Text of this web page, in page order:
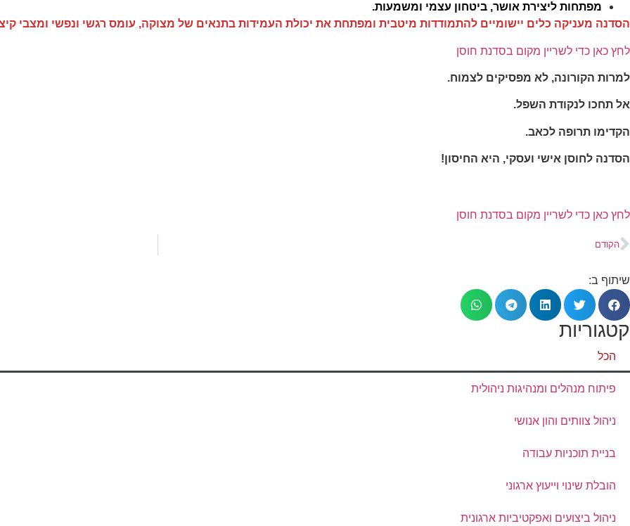
מפתחות ליצירת אושר, ביטחון עצמי ומשמעות.
הסדנה מעניקה כלים יישומיים להתמודדות מיטבית ומפתחת את יכולת העמידות בתנאים של מצוקה, עומס רגשי ונפשי ומצבי
לחץ כאן כדי לשריין מקום בסדנת חוסן
למרות הקורונה, לא מפסיקים לצמוח.
אל תחכו לנקודת השפל.
הקדימו תרופה לכאב.
הסדנה לחוסן אישי ועסקי, היא החיסון!
לחץ כאן כדי לשריין מקום בסדנת חוסן
הקודם
שיתוף ב:
קטגוריות
הכל
פיתוח מנהלים ומנהיגות ניהולית
ניהול צוותים והון אנושי
בניית תוכניות עבודה
הובלת שינוי וייעוץ ארגוני
ניהול ביצועים ואפקטיביות ארגונית
חוויית
כדי שהאתר
בצורה
מיטבית
במהלך
ביקורך. אם
לקובצי
אלו, חלק
להיעלם.
שיתוף
תחומי
העניין
וההתנהגות
שלך בעת
ביקורך
באתר,
תגדל
ההזדמנות
מותאמות